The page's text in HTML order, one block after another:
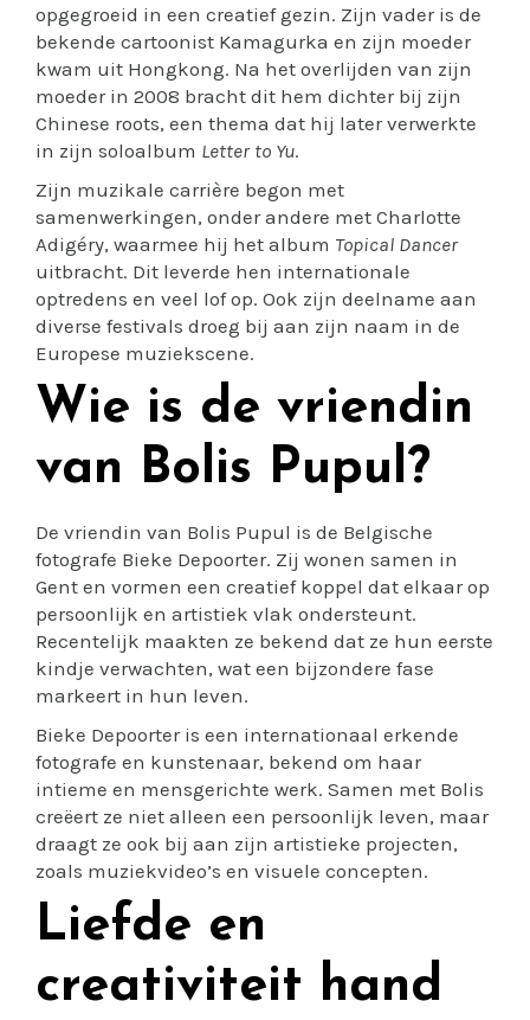
opgegroeid in een creatief gezin. Zijn vader is de
bekende cartoonist Kamagurka en zijn moeder
kwam uit Hongkong. Na het overlijden van zijn
moeder in 2008 bracht dit hem dichter bij zijn
Chinese roots, een thema dat hij later verwerkte
in zijn soloalbum Letter to Yu.
Zijn muzikale carrière begon met
samenwerkingen, onder andere met Charlotte
Adigéry, waarmee hij het album Topical Dancer
uitbracht. Dit leverde hen internationale
optredens en veel lof op. Ook zijn deelname aan
diverse festivals droeg bij aan zijn naam in de
Europese muziekscene.
Wie is de vriendin
van Bolis Pupul?
De vriendin van Bolis Pupul is de Belgische
fotografe Bieke Depoorter. Zij wonen samen in
Gent en vormen een creatief koppel dat elkaar op
persoonlijk en artistiek vlak ondersteunt.
Recentelijk maakten ze bekend dat ze hun eerste
kindje verwachten, wat een bijzondere fase
markeert in hun leven.
Bieke Depoorter is een internationaal erkende
fotografe en kunstenaar, bekend om haar
intieme en mensgerichte werk. Samen met Bolis
creëert ze niet alleen een persoonlijk leven, maar
draagt ze ook bij aan zijn artistieke projecten,
zoals muziekvideo’s en visuele concepten.
Liefde en
creativiteit hand